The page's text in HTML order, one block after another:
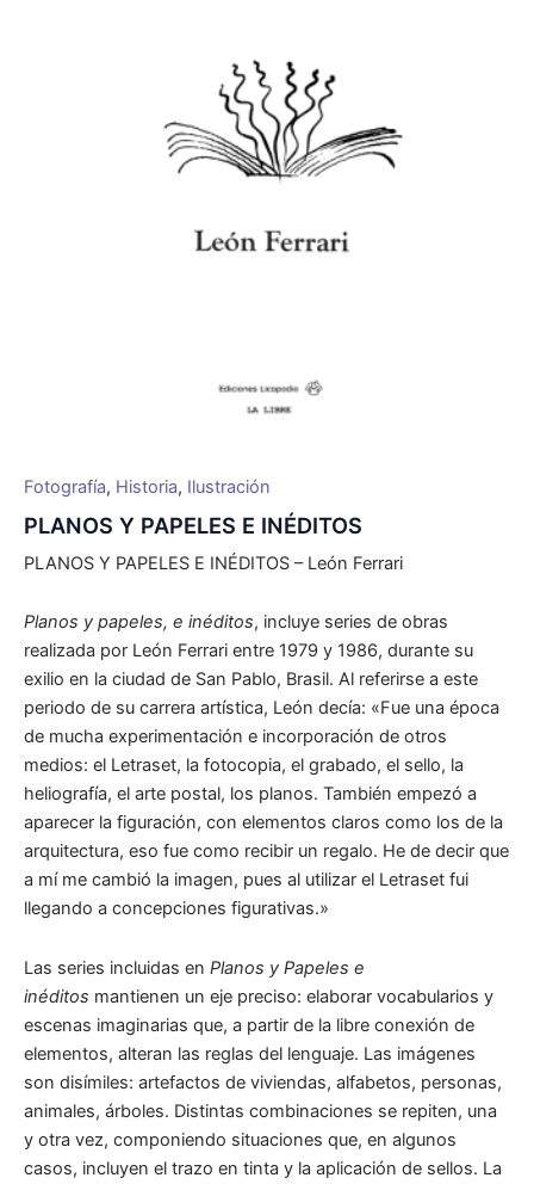
Fotografía, Historia, Ilustración
PLANOS Y PAPELES E INÉDITOS
PLANOS Y PAPELES E INÉDITOS – León Ferrari
Planos y papeles, e inéditos, incluye series de obras
realizada por León Ferrari entre 1979 y 1986, durante su
exilio en la ciudad de San Pablo, Brasil. Al referirse a este
periodo de su carrera artística, León decía: «Fue una época
de mucha experimentación e incorporación de otros
medios: el Letraset, la fotocopia, el grabado, el sello, la
heliografía, el arte postal, los planos. También empezó a
aparecer la figuración, con elementos claros como los de la
arquitectura, eso fue como recibir un regalo. He de decir que
a mí me cambió la imagen, pues al utilizar el Letraset fui
llegando a concepciones figurativas.»
Las series incluidas en Planos y Papeles e
inéditos mantienen un eje preciso: elaborar vocabularios y
escenas imaginarias que, a partir de la libre conexión de
elementos, alteran las reglas del lenguaje. Las imágenes
son disímiles: artefactos de viviendas, alfabetos, personas,
animales, árboles. Distintas combinaciones se repiten, una
y otra vez, componiendo situaciones que, en algunos
casos, incluyen el trazo en tinta y la aplicación de sellos. La